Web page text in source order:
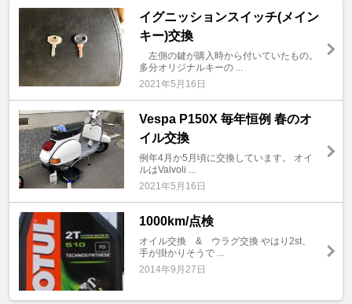
イグニッションスイッチ(メイン
キー)交換
左側の鍵が購入時から付いていたもの。
多分オリジナルキーの ...
2021年5月16日
Vespa P150X 毎年恒例 春のオ
イル交換
例年4月か5月頃に交換しています。 オイ
ルはValvoli ...
2021年5月16日
1000km/点検
オイル交換 & ウラグ交換 やはり2st、
手が掛かりそうで ...
2014年9月27日